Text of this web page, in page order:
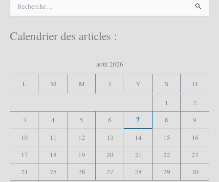
e
Calendrier des articles :
août 2026
L M M J V S D
1
2
3
4 5 6 7 8
9
10
11 12 13 14 15
16
17
18 19 20 21 22
23
24
25 26 27 28 29
30